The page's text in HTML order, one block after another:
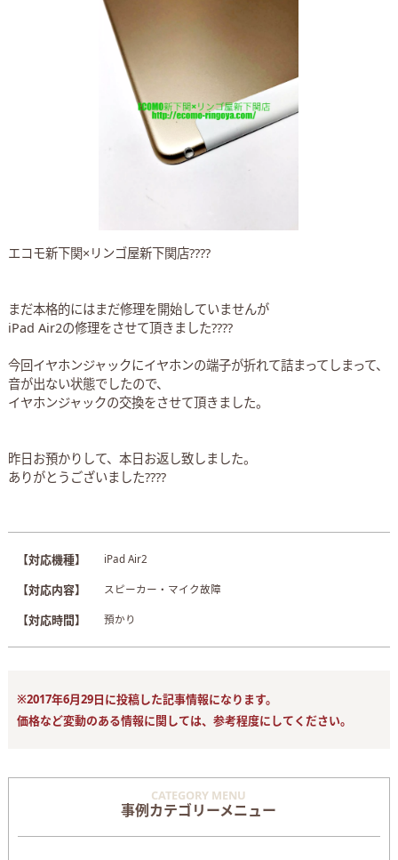
エコモ新下関×リンゴ屋新下関店????
まだ本格的にはまだ修理を開始していませんが
iPad Air2の修理をさせて頂きました????
今回イヤホンジャックにイヤホンの端子が折れて詰まってしまって、
音が出ない状態でしたので、
イヤホンジャックの交換をさせて頂きました。
昨日お預かりして、本日お返し致しました。
ありがとうございました????
【対応機種】 iPad Air2
【対応内容】 スピーカー・マイク故障
【対応時間】 預かり
※2017年6月29日に投稿した記事情報になります。
価格など変動のある情報に関しては、参考程度にしてください。
CATEGORY MENU
事例カテゴリーメニュー